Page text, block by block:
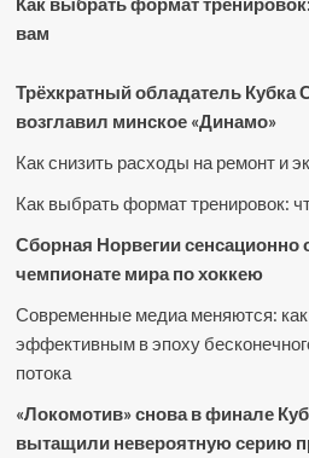
вам
Трёхкратный обладатель Кубка
возглавил минское «Динамо»
Как снизить расходы на ремонт и
Как выбрать формат тренировок:
Сборная Норвегии
чемпионате мира по хоккею
Современные медиа меняются: как
эффективным в эпоху
потока
«Локомотив» снова в финале
вытащили невероятную серию